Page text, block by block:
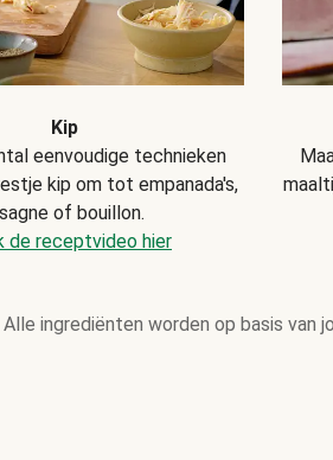
Kip
eenvoudige technieken
kip om tot empanada's,
of bouillon.
de receptvideo hier
ingrediënten worden op basis van